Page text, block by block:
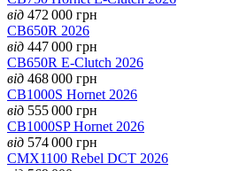
від 472 000 грн
CB650R 2026
від 447 000 грн
CB650R E-Clutch 2026
від 468 000 грн
CB1000S Hornet 2026
від 555 000 грн
CB1000SP Hornet 2026
від 574 000 грн
CMX1100 Rebel DCT 2026